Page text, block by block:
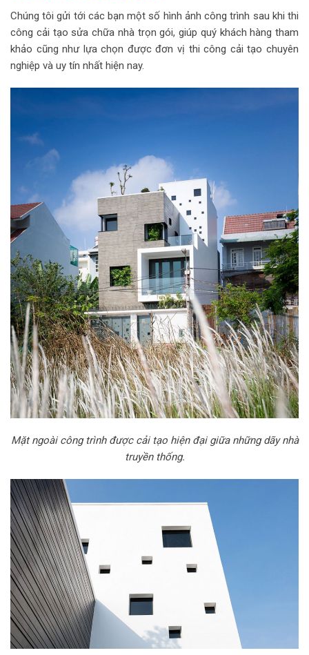
Chúng tôi gửi tới các bạn một số hình ảnh công trình sau khi thi
công cải tạo sửa chữa nhà trọn gói, giúp quý khách hàng tham
khảo cũng như lựa chọn được đơn vị thi công cải tạo chuyên
nghiệp và uy tín nhất hiện nay.
Mặt ngoài công trình được cải tạo hiện đại giữa những dãy nhà
truyền thống.